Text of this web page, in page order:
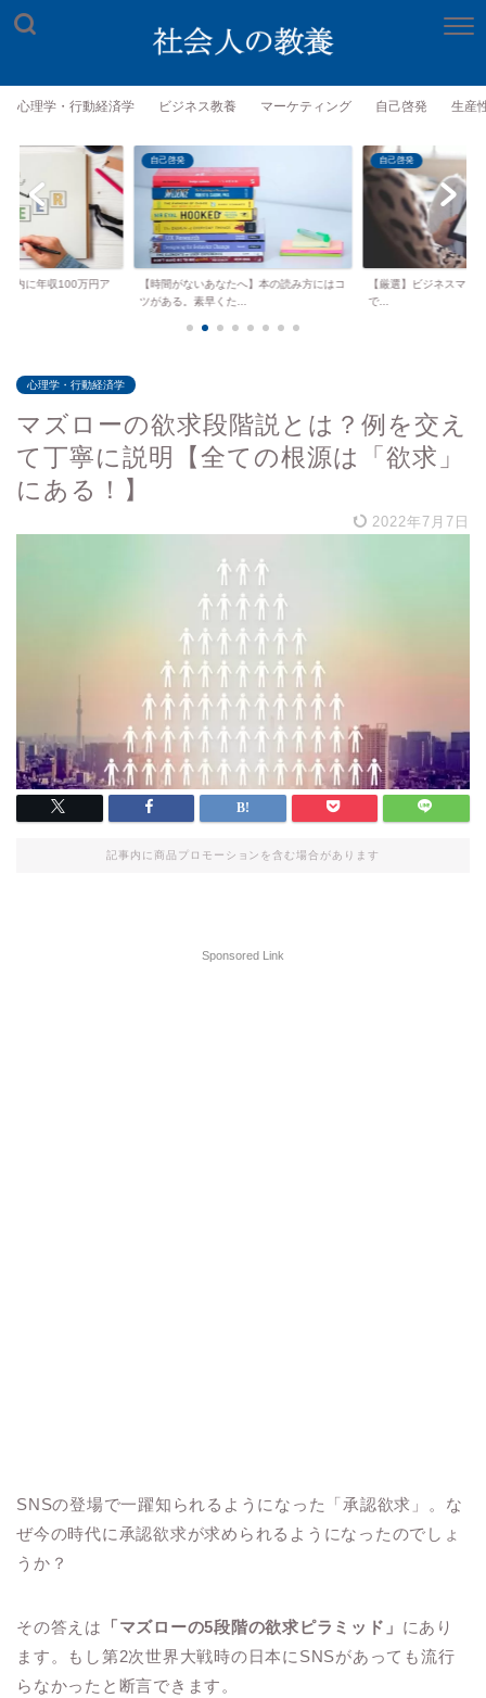
心理学・行動経済学 ビジネス教養 マーケティング 自己啓発 生産
以内に年収100万円ア
自己啓発
【時間がないあなたへ】本の読み方にはコ
ツがある。素早くた...
自己啓発
【厳選】ビジネスマン
で...
心理学・行動経済学
マズローの欲求段階説とは？例を交え
て丁寧に説明【全ての根源は「欲求」
にある！】
2022年7月7日
記事内に商品プロモーションを含む場合があります
Sponsored Link
SNSの登場で一躍知られるようになった「承認欲求」。な
ぜ今の時代に承認欲求が求められるようになったのでしょ
うか？
その答えは 「マズローの5段階の欲求ピラミッド」 にあり
ます。もし第2次世界大戦時の日本にSNSがあっても流行
らなかったと断言できます。